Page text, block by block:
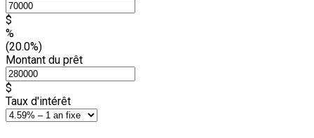
$
%
(20.0%)
Montant du prêt
$
Taux d'intérêt